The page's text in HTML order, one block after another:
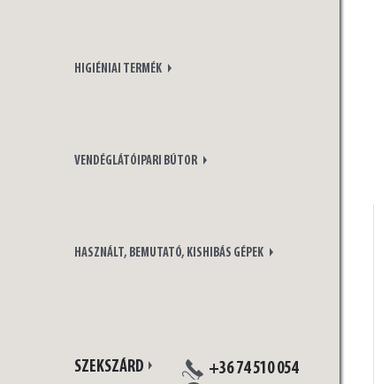
HIGIÉNIAI TERMÉK
VENDÉGLÁTÓIPARI BÚTOR
HASZNÁLT, BEMUTATÓ, KISHIBÁS GÉPEK
SZEKSZÁRD +36 74 510 054